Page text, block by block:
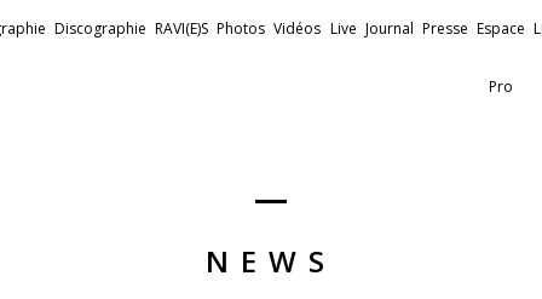
Discographie RAVI(E)S Photos Vidéos Live Journal Presse Espace
Pro
NEWS